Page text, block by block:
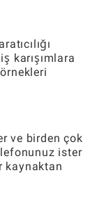
karışımlara
ve birden çok
ister
kaynaktan